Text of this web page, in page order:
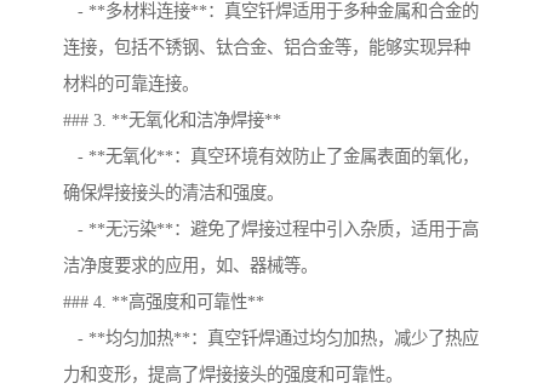
- **多材料连接**：真空钎焊适用于多种金属和合金的
连接，包括不锈钢、钛合金、铝合金等，能够实现异种
材料的可靠连接。
### 3. **无氧化和洁净焊接**
- **无氧化**：真空环境有效防止了金属表面的氧化，
确保焊接接头的清洁和强度。
- **无污染**：避免了焊接过程中引入杂质，适用于高
洁净度要求的应用，如、器械等。
### 4. **高强度和可靠性**
- **均匀加热**：真空钎焊通过均匀加热，减少了热应
力和变形，提高了焊接接头的强度和可靠性。